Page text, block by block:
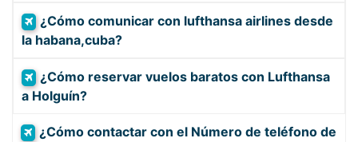
¿Cómo comunicar con lufthansa airlines desde
la habana,cuba?
¿Cómo reservar vuelos baratos con Lufthansa
a Holguín?
¿Cómo contactar con el Número de teléfono de